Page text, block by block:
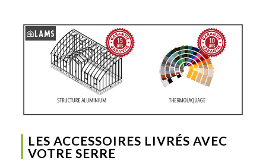
LES ACCESSOIRES LIVRÉS AVEC
VOTRE SERRE